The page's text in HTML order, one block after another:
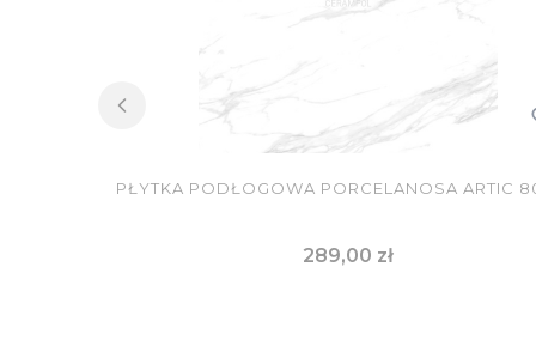
PŁYTKA PODŁOGOWA PORCELANOSA ARTIC
Cena
289,00 zł